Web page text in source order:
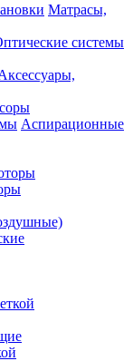
Матрасы,
системы
Аспирационные